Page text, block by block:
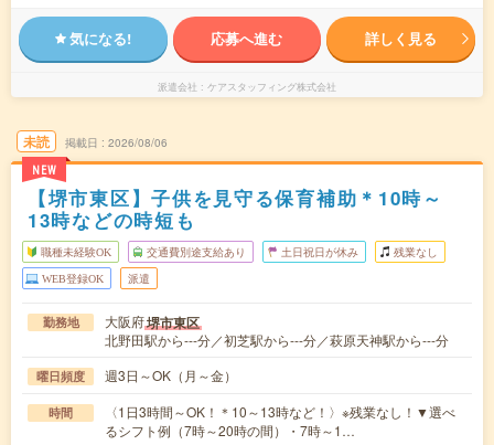
気になる! 応募へ進む 詳しく見る
派遣会社 ケアスタッフィング株式会社
未読
NEW
掲載日 2026/08/06
【堺市東区】子供を見守る保育補助＊10時～
13時などの時短も
職種未経験OK 交通費別途支給あり 土日祝日が休み 残業なし
WEB登録OK 派遣
勤務地 大阪府堺市東区
北野田駅から---分／初芝駅から---分／萩原天神駅から---分
曜日頻度 週3日～OK（月～金）
時間
〈1日3時間～OK！＊10～13時など！〉※残業なし！▼選べ
るシフト例（7時～20時の間）・7時～1…